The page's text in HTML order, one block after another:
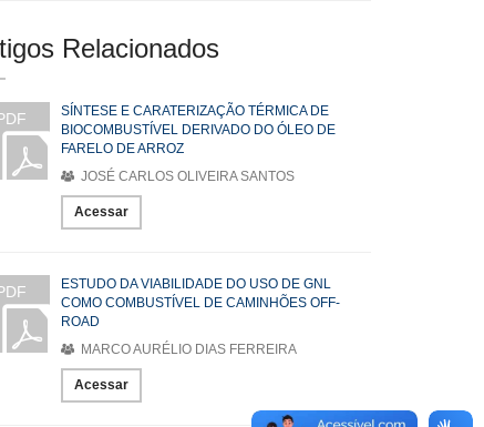
Relacionados
SÍNTESE E CARATERIZAÇÃO TÉRMICA DE
BIOCOMBUSTÍVEL DERIVADO DO ÓLEO DE
FARELO DE ARROZ
JOSÉ CARLOS OLIVEIRA SANTOS
Acessar
ESTUDO DA VIABILIDADE DO USO DE GNL
COMO COMBUSTÍVEL DE CAMINHÕES OFF-
ROAD
MARCO AURÉLIO DIAS FERREIRA
Acessar